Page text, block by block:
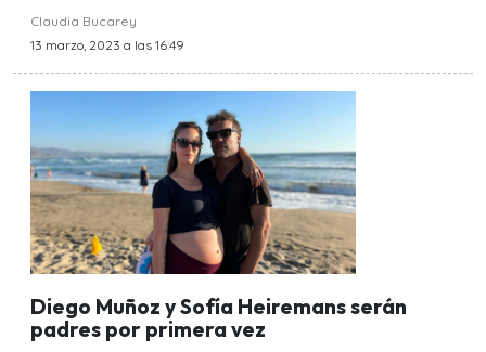
Claudia Bucarey
13 marzo, 2023 a las 16:49
Diego Muñoz y Sofía Heiremans serán
padres por primera vez